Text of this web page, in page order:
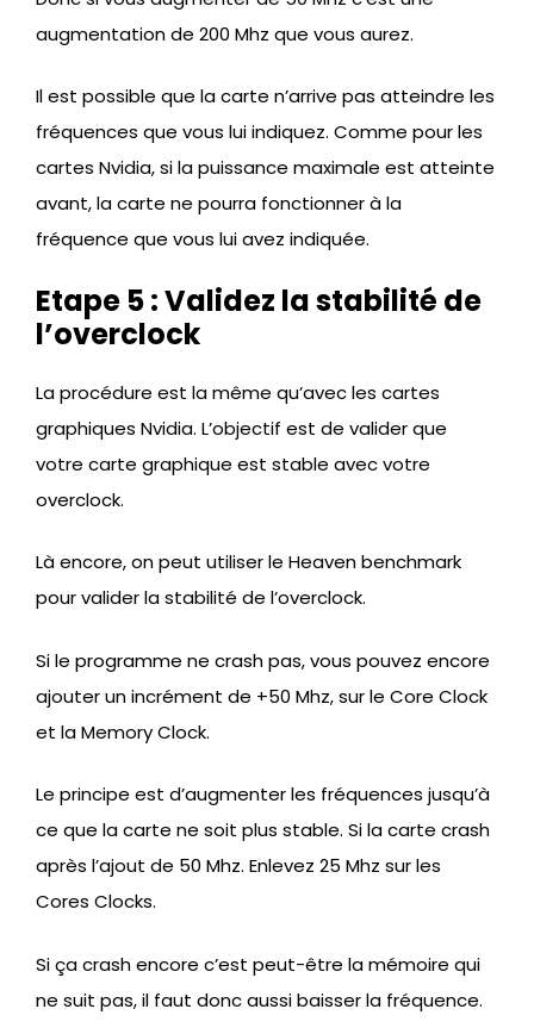
augmentation de 200 Mhz que vous aurez.
Il est possible que la carte n’arrive pas atteindre les
fréquences que vous lui indiquez. Comme pour les
cartes Nvidia, si la puissance maximale est atteinte
avant, la carte ne pourra fonctionner à la
fréquence que vous lui avez indiquée.
Etape 5 : Validez la stabilité de
l’overclock
La procédure est la même qu’avec les cartes
graphiques Nvidia. L’objectif est de valider que
votre carte graphique est stable avec votre
overclock.
Là encore, on peut utiliser le Heaven benchmark
pour valider la stabilité de l’overclock.
Si le programme ne crash pas, vous pouvez encore
ajouter un incrément de +50 Mhz, sur le Core Clock
et la Memory Clock.
Le principe est d’augmenter les fréquences jusqu’à
ce que la carte ne soit plus stable. Si la carte crash
après l’ajout de 50 Mhz. Enlevez 25 Mhz sur les
Cores Clocks.
Si ça crash encore c’est peut-être la mémoire qui
ne suit pas, il faut donc aussi baisser la fréquence.